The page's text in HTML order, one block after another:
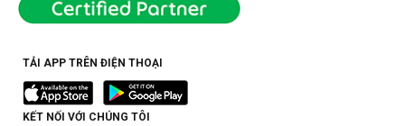
TẢI APP TRÊN ĐIỆN THOẠI
KẾT NỐI VỚI CHÚNG TÔI